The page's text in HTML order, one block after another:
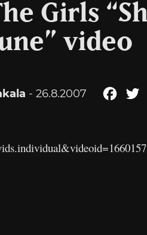
Girls
video
- 26.8.2007